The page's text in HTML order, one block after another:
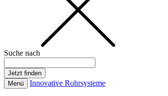
Suche nach
Menü Innovative Rohrsysteme